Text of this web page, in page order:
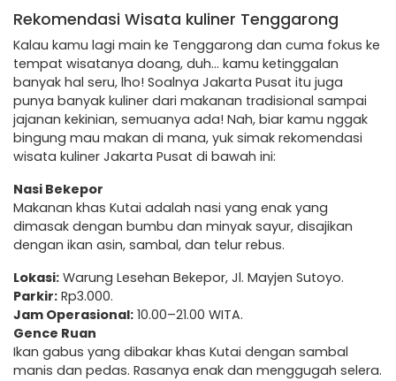
Rekomendasi Wisata kuliner Tenggarong
Kalau kamu lagi main ke Tenggarong dan cuma fokus ke
tempat wisatanya doang, duh… kamu ketinggalan
banyak hal seru, lho! Soalnya Jakarta Pusat itu juga
punya banyak kuliner dari makanan tradisional sampai
jajanan kekinian, semuanya ada! Nah, biar kamu nggak
bingung mau makan di mana, yuk simak rekomendasi
wisata kuliner Jakarta Pusat di bawah ini:
Nasi Bekepor
Makanan khas Kutai adalah nasi yang enak yang
dimasak dengan bumbu dan minyak sayur, disajikan
dengan ikan asin, sambal, dan telur rebus.
Lokasi: Warung Lesehan Bekepor, Jl. Mayjen Sutoyo.
Parkir: Rp3.000.
Jam Operasional: 10.00–21.00 WITA.
Gence Ruan
Ikan gabus yang dibakar khas Kutai dengan sambal
manis dan pedas. Rasanya enak dan menggugah selera.